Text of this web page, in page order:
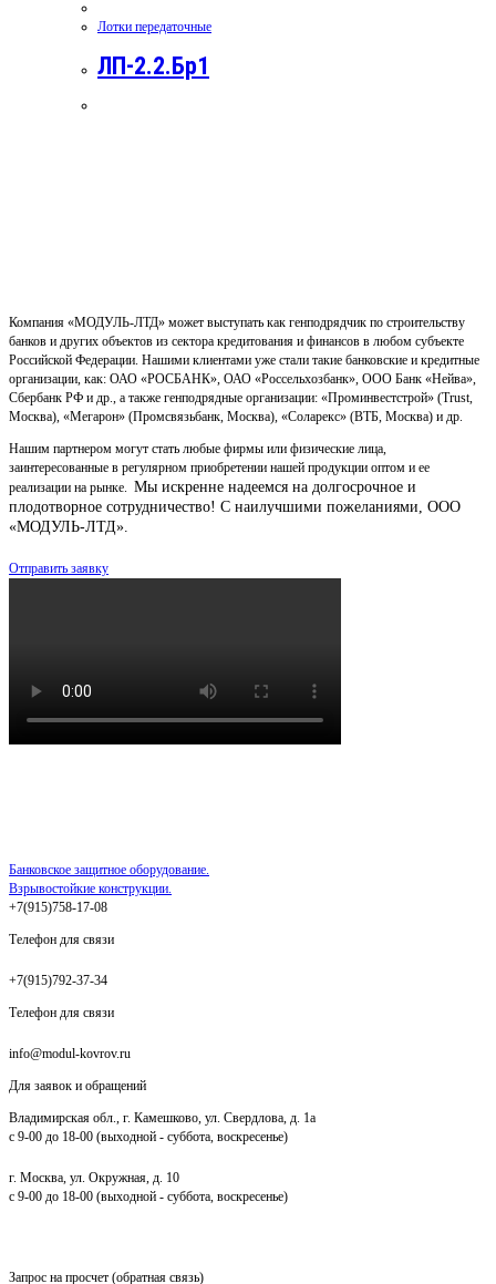
Лотки передаточные
ЛП-2.2.Бр1
Компания «МОДУЛЬ-ЛТД» может выступать как генподрядчик по строительству
банков и других объектов из сектора кредитования и финансов в любом субъекте
Российской Федерации. Нашими клиентами уже стали такие банковские и кредитные
организации, как: ОАО «РОСБАНК», ОАО «Россельхозбанк», ООО Банк «Нейва»,
Сбербанк РФ и др., а также генподрядные организации: «Проминвестстрой» (Trust,
Москва), «Мегарон» (Промсвязьбанк, Москва), «Соларекс» (ВТБ, Москва) и др.
Нашим партнером могут стать любые фирмы или физические лица,
заинтересованные в регулярном приобретении нашей продукции оптом и ее
реализации на рынке. Мы искренне надеемся на долгосрочное и
плодотворное сотрудничество! С наилучшими пожеланиями, ООО
«МОДУЛЬ-ЛТД».
Отправить заявку
Банковское защитное оборудование.
Взрывостойкие конструкции.
+7(915)758-17-08
Телефон для связи
+7(915)792-37-34
Телефон для связи
info@modul-kovrov.ru
Для заявок и обращений
Владимирская обл., г. Камешково, ул. Свердлова, д. 1а
с 9-00 до 18-00 (выходной - суббота, воскресенье)
г. Москва, ул. Окружная, д. 10
с 9-00 до 18-00 (выходной - суббота, воскресенье)
Запрос на просчет (обратная связь)